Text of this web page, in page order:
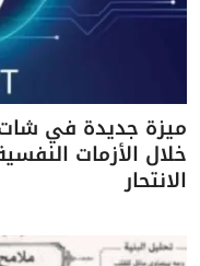
ميزة جديدة في
خلال الأزمات
الانتحار